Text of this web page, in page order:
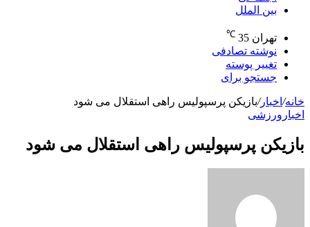
بین الملل
تهران 35
℃
نوشته تصادفی
تغییر پوسته
جستجو برای
خانه/ اخبار/بازیکن پرسپولیس راهی استقلال می شود
اخبار ورزشی
بازیکن پرسپولیس راهی استقلال می شود